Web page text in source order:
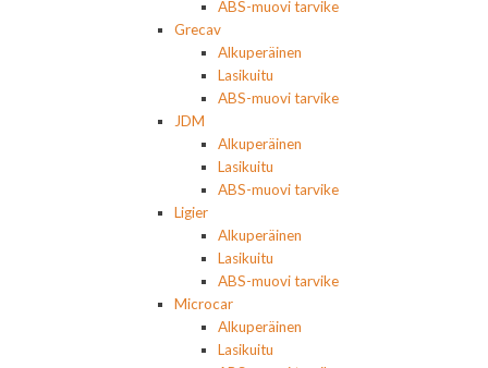
ABS-muovi tarvike
Grecav
Alkuperäinen
Lasikuitu
ABS-muovi tarvike
JDM
Alkuperäinen
Lasikuitu
ABS-muovi tarvike
Ligier
Alkuperäinen
Lasikuitu
ABS-muovi tarvike
Microcar
Alkuperäinen
Lasikuitu